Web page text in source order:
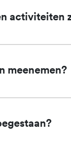
meenemen?